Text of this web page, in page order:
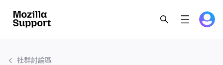
社群討論區